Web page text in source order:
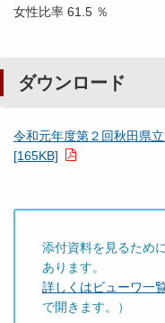
女性比率 61.5 ％
ダウンロード
令和元年度第２回秋田県
[165KB]
添付資料を見るため
あります。
詳しくはビューワ一
で開きます。）